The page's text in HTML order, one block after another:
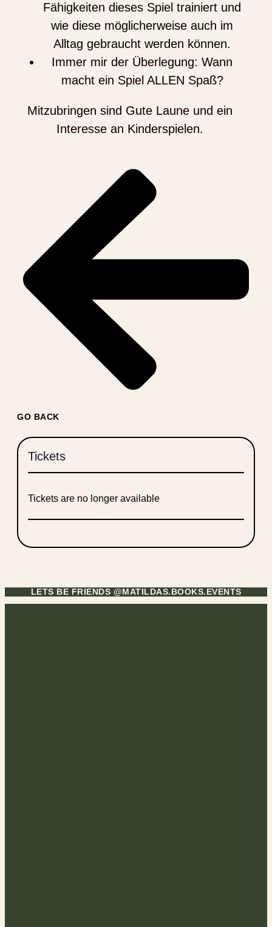
Fähigkeiten dieses Spiel trainiert und
wie diese möglicherweise auch im
Alltag gebraucht werden können.
Immer mir der Überlegung: Wann
macht ein Spiel ALLEN Spaß?
Mitzubringen sind Gute Laune und ein
Interesse an Kinderspielen.
GO BACK
Tickets
Tickets are no longer available
LETS BE FRIENDS @MATILDAS.BOOKS.EVENTS